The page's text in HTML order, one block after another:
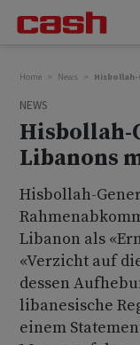
Home News Hisbollah-
NEWS
Hisbollah-
Libanons
Hisbollah-
Libanon als
«Verzicht auf
dessen
libanesische
einem